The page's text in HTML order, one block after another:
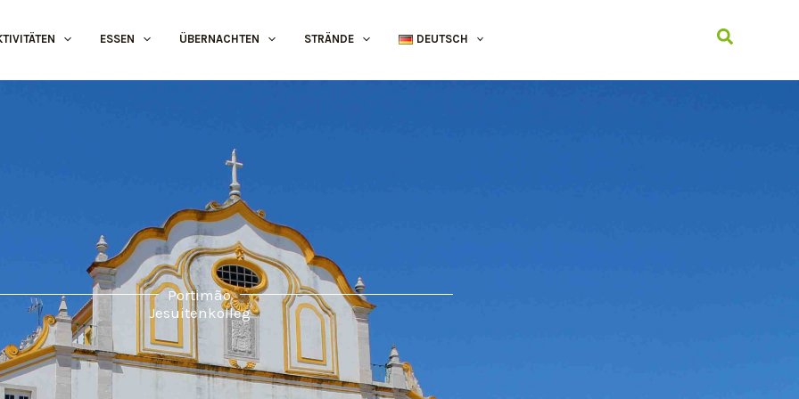
ESSEN ÜBERNACHTEN STRÄNDE DEUTSCH Suchen
Portimão
Jesuitenkolleg